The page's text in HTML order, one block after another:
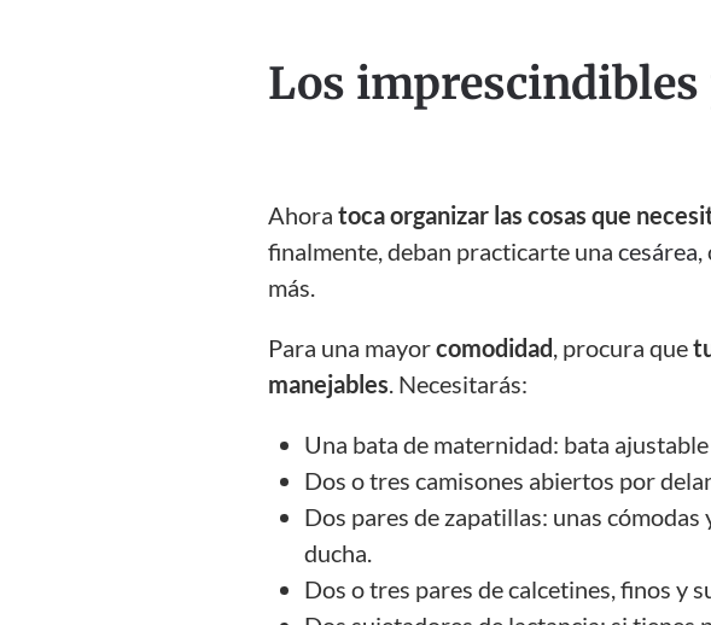
Los imprescindibles
Ahora toca organizar las cosas que
finalmente, deban practicarte una cesárea,
más.
Para una mayorcomodidad, procura que
manejables. Necesitarás:
Una bata de maternidad: bata
Dos o tres camisones abiertos por
Dos pares de zapatillas: unas
ducha.
Dos o tres pares de calcetines, finos y